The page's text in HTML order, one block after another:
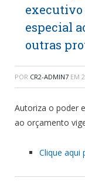
especial
outras
POR CR2-ADMIN7 EM
Autoriza o poder
ao orçamento
Clique aqui